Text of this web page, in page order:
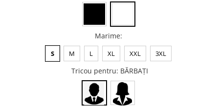
Marime:
S M L XL XXL 3XL
Tricou pentru: BĂRBAŢI